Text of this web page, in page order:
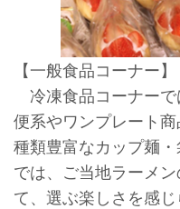
【一般食品コーナー】
冷凍食品コーナーで
便系やワンプレート商
種類豊富なカップ麺・
では、ご当地ラーメ
て、選ぶ楽しさを感